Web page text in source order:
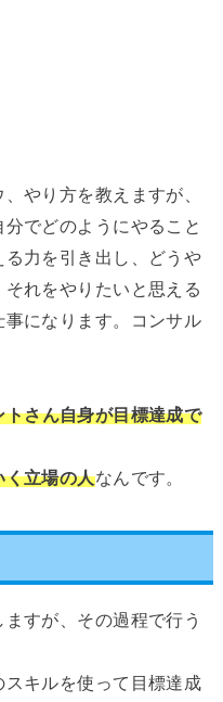
やり方を教えますが、
でどのようにやること
力を引き出し、どうや
れをやりたいと思える
事になります。コンサル
さん自身が目標達成で
く立場の人なんです。
すが、その過程で行う
キルを使って目標達成